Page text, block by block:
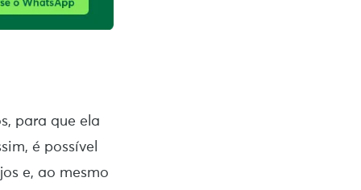
para que ela
é possível
e, ao mesmo